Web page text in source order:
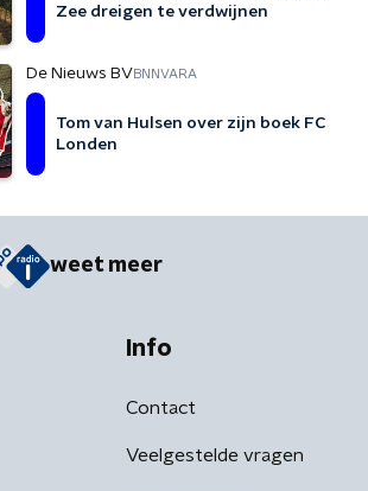
Zee dreigen te verdwijnen
De Nieuws BVBNNVARA
Tom van Hulsen over zijn boek FC
Londen
weet meer
Info
Contact
Veelgestelde vragen